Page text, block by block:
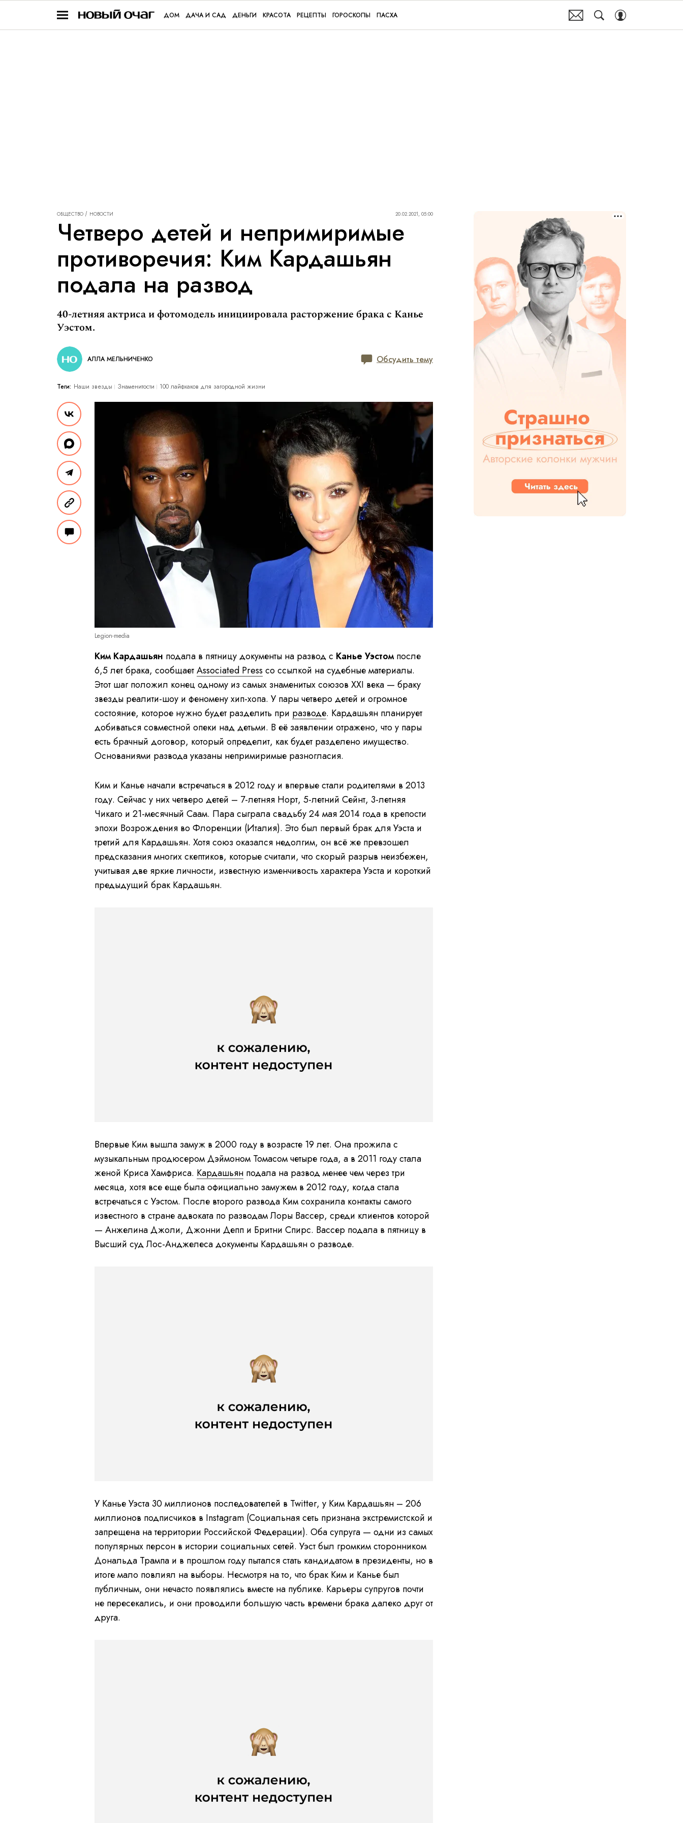
ДОМ ДАЧА И САД ДЕНЬГИ КРАСОТА РЕЦЕПТЫ ГОРОСКОПЫ ПАСХА
ОБЩЕСТВО НОВОСТИ 20.02.2021, 05:00
Четверо детей и непримиримые
противоречия: Ким Кардашьян
подала на развод
40-летняя актриса и фотомодель инициировала расторжение брака с Канье
Уэстом.
АЛЛА МЕЛЬНИЧЕНКО Обсудить тему
Теги: Наши звезды Знаменитости 100 лайфхаков для загородной жизни
Legion-media
Ким Кардашьян подала в пятницу документы на развод с Канье Уэстомпосле
6,5 лет брака, сообщаетAssociated Press со ссылкой на судебные материалы.
Этот шаг положил конец одному из самых знаменитых союзов XXI века — браку
звезды реалити-шоу и феномену хип-хопа. У пары четверо детей и огромное
состояние, которое нужно будет разделить при разводе. Кардашьян планирует
добиваться совместной опеки над детьми. В её заявлении отражено, что у пары
есть брачный договор, который определит, как будет разделено имущество.
Основаниями развода указаны непримиримые разногласия.
Ким и Канье начали встречаться в 2012 году и впервые стали родителями в 2013
году. Сейчас у них четверо детей – 7-летняя Норт, 5-летний Сейнт, 3-летняя
Чикаго и 21-месячный Саам. Пара сыграла свадьбу 24 мая 2014 года в крепости
эпохи Возрождения во Флоренции (Италия). Это был первый брак для Уэста и
третий для Кардашьян. Хотя союз оказался недолгим, он всё же превзошел
предсказания многих скептиков, которые считали, что скорый разрыв неизбежен,
учитывая две яркие личности, известную изменчивость характера Уэста и короткий
предыдущий брак Кардашьян.
Впервые Ким вышла замуж в 2000 году в возрасте 19 лет. Она прожила с
музыкальным продюсером Дэймоном Томасом четыре года, а в 2011 году стала
женой Криса Хамфриса. Кардашьян подала на развод менее чем через три
месяца, хотя все еще была официально замужем в 2012 году, когда стала
встречаться с Уэстом. После второго развода Ким сохранила контакты самого
известного в стране адвоката по разводам Лоры Вассер, среди клиентов которой
— Анжелина Джоли, Джонни Депп и Бритни Спирс. Вассер подала в пятницу в
Высший суд Лос-Анджелеса документы Кардашьян о разводе.
У Канье Уэста 30 миллионов последователей в Twitter, у Ким Кардашьян – 206
миллионов подписчиков в Instagram (Социальная сеть признана экстремистской и
запрещена на территории Российской Федерации). Оба супруга — одни из самых
популярных персон в истории социальных сетей. Уэст был громким сторонником
Дональда Трампа и в прошлом году пытался стать кандидатом в президенты, но в
итоге мало повлиял на выборы. Несмотря на то, что брак Ким и Канье был
публичным, они нечасто появлялись вместе на публике. Карьеры супругов почти
не пересекались, и они проводили большую часть времени брака далеко друг от
друга.